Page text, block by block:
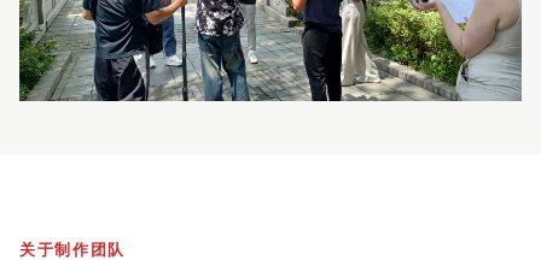
关于制作团队